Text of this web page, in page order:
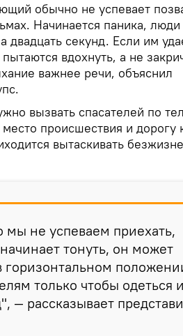
обычно не успевает
Начинается паника, люди
двадцать секунд. Если им
вдохнуть, а не
важнее речи, объяснил
вызвать спасателей по
происшествия и дорогу
вытаскивать
не успеваем приехать,
тонуть, он может
горизонтальном
только чтобы одеться и
— рассказывает